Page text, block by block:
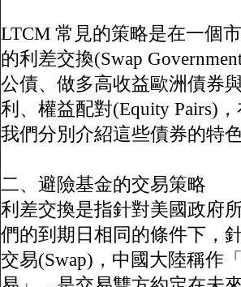
LTCM 常見的策略是在一個
的利差交換(Swap
公債、做多高收益歐洲債券
利、權益配對(Equity Pairs)
我們分別介紹這些債券的特
二、避險基金的交易策略
利差交換是指針對美國政府
們的到期日相同的條件下，
交易(Swap)，中國大陸稱作